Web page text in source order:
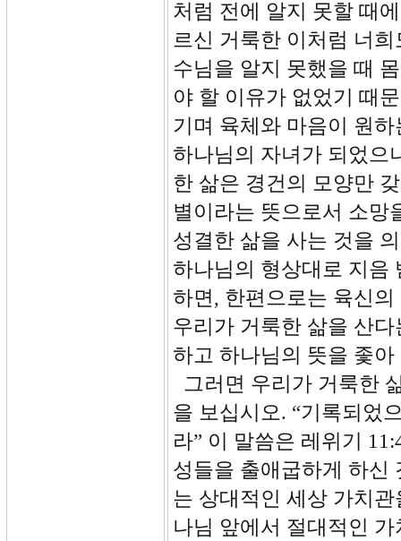
처럼 전에 알지 못할 때
르신 거룩한 이처럼 너
수님을 알지 못했을 때
야 할 이유가 없었기 때
기며 육체와 마음이 원
하나님의 자녀가 되었으
한 삶은 경건의 모양만
별이라는 뜻으로서 소망
성결한 삶을 사는 것을
하나님의 형상대로 지음
하면, 한편으로는 육신
우리가 거룩한 삶을 산
하고 하나님의 뜻을 좇
그러면 우리가 거룩한
을 보십시오. “기록되었
라” 이 말씀은 레위기
성들을 출애굽하게 하신
는 상대적인 세상 가치
나님 앞에서 절대적인